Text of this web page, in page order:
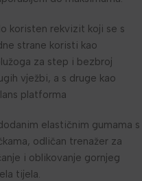
koristen rekvizit koji se s
strane koristi kao
za step i bezbroj
vježbi, a s druge kao
platforma
elastičnim gumama s
odličan trenažer za
i oblikovanje gornjeg
tijela.